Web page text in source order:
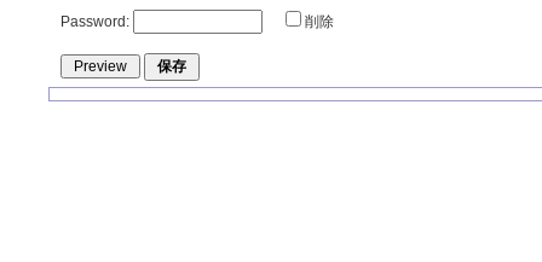
Password: 削除